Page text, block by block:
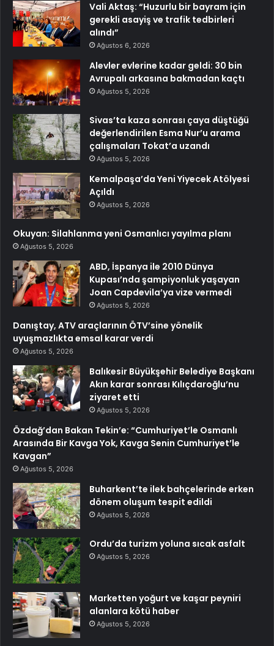
Vali Aktaş: “Huzurlu bir bayram için
gerekli asayiş ve trafik tedbirleri
alındı”
Ağustos 6, 2026
Alevler evlerine kadar geldi: 30 bin
Avrupalı arkasına bakmadan kaçtı
Ağustos 5, 2026
Sivas’ta kaza sonrası çaya düştüğü
değerlendirilen Esma Nur’u arama
çalışmaları Tokat’a uzandı
Ağustos 5, 2026
Kemalpaşa’da Yeni Yiyecek Atölyesi
Açıldı
Ağustos 5, 2026
Okuyan: Silahlanma yeni Osmanlıcı yayılma planı
Ağustos 5, 2026
ABD, İspanya ile 2010 Dünya
Kupası’nda şampiyonluk yaşayan
Joan Capdevila’ya vize vermedi
Ağustos 5, 2026
Danıştay, ATV araçlarının ÖTV’sine yönelik
uyuşmazlıkta emsal karar verdi
Ağustos 5, 2026
Balıkesir Büyükşehir Belediye Başkanı
Akın karar sonrası Kılıçdaroğlu’nu
ziyaret etti
Ağustos 5, 2026
Özdağ’dan Bakan Tekin’e: “Cumhuriyet’le Osmanlı
Arasında Bir Kavga Yok, Kavga Senin Cumhuriyet’le
Kavgan”
Ağustos 5, 2026
Buharkent’te ilek bahçelerinde erken
dönem oluşum tespit edildi
Ağustos 5, 2026
Ordu’da turizm yoluna sıcak asfalt
Ağustos 5, 2026
Marketten yoğurt ve kaşar peyniri
alanlara kötü haber
Ağustos 5, 2026